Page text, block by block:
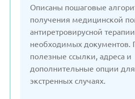
Описаны пошаговые
получения медицинской
антиретровирусной
необходимых документов.
полезные ссылки, адреса и
дополнительные опции
экстренных случаях.
Италия
Казахстан